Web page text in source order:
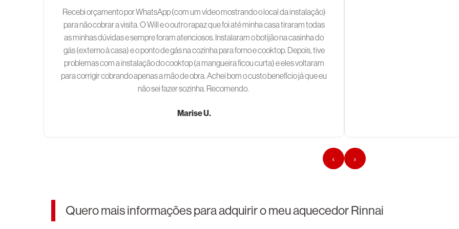
Recebi orçamento por WhatsApp (com um vídeo mostrando o local da instalação)
para não cobrar a visita. O Will e o outro rapaz que foi até minha casa tiraram todas
as minhas dúvidas e sempre foram atenciosos. Instalaram o botijão na casinha do
gás (externo à casa) e o ponto de gás na cozinha para forno e cooktop. Depois, tive
problemas com a instalação do cooktop (a mangueira ficou curta) e eles voltaram
para corrigir cobrando apenas a mão de obra. Achei bom o custo benefício já que eu
não sei fazer sozinha. Recomendo.
Marise U.
‹ ›
Quero mais informações para adquirir o meu aquecedor Rinnai